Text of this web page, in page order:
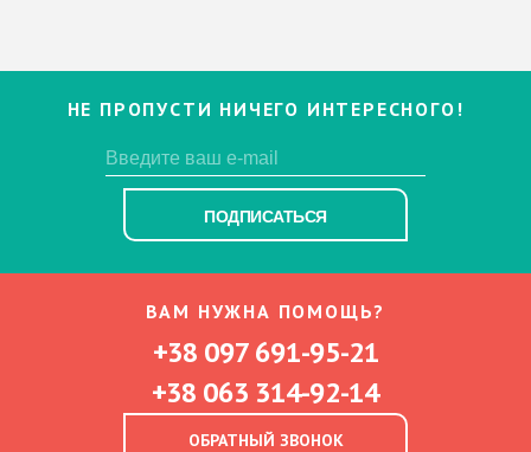
НЕ ПРОПУСТИ НИЧЕГО ИНТЕРЕСНОГО!
ПОДПИСАТЬСЯ
ВАМ НУЖНА ПОМОЩЬ?
+38 097 691-95-21
+38 063 314-92-14
ОБРАТНЫЙ ЗВОНОК